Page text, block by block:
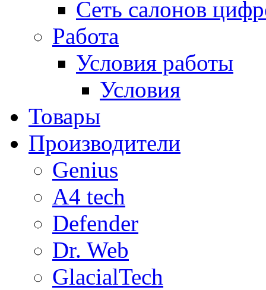
Сеть салонов
Работа
Условия работы
Условия
Товары
Производители
Genius
A4 tech
Defender
Dr. Web
GlacialTech